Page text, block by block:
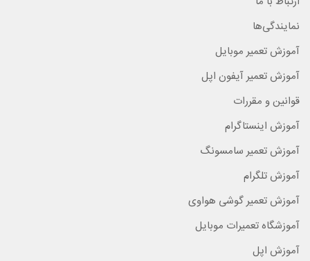
نمایندگی‌ها
آموزش تعمیر موبایل
آموزش تعمیر آیفون اپل
قوانین و مقررات
آموزش اینستاگرام
آموزش تعمیر سامسونگ
آموزش تلگرام
آموزش تعمیر گوشی هواوی
آموزشگاه تعمیرات موبایل
آموزش اپل